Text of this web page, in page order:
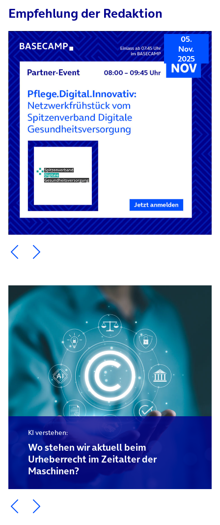
Empfehlung der Redaktion
05.
Nov.
2025
Ein Element zurück blättern
Ein Element weiter blättern
KI verstehen:
Wo stehen wir aktuell beim
Urheberrecht im Zeitalter der
Maschinen?
Ein Element zurück blättern
Ein Element weiter blättern